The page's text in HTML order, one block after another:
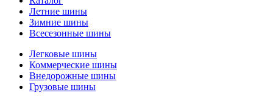
Летние шины
Зимние шины
Всесезонные шины
Легковые шины
Коммерческие шины
Внедорожные шины
Грузовые шины